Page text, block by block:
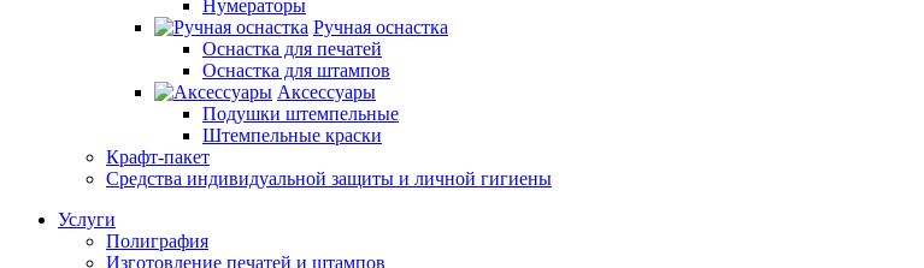
Нумераторы
Ручная оснастка
Оснастка для печатей
Оснастка для штампов
Аксессуары
Подушки штемпельные
Штемпельные краски
Крафт-пакет
Средства индивидуальной защиты и личной гигиены
Услуги
Полиграфия
Изготовление печатей и штампов